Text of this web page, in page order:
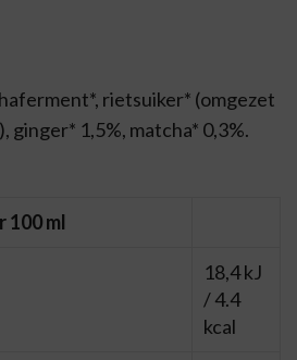
rietsuiker* (omgezet
1,5%, matcha* 0,3%.
100 ml
18,4 kJ
/ 4.4
kcal